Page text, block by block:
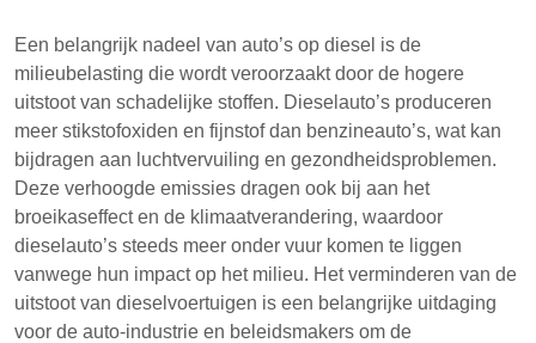
Een belangrijk nadeel van auto’s op diesel is de
milieubelasting die wordt veroorzaakt door de hogere
uitstoot van schadelijke stoffen. Dieselauto’s produceren
meer stikstofoxiden en fijnstof dan benzineauto’s, wat kan
bijdragen aan luchtvervuiling en gezondheidsproblemen.
Deze verhoogde emissies dragen ook bij aan het
broeikaseffect en de klimaatverandering, waardoor
dieselauto’s steeds meer onder vuur komen te liggen
vanwege hun impact op het milieu. Het verminderen van de
uitstoot van dieselvoertuigen is een belangrijke uitdaging
voor de auto-industrie en beleidsmakers om de